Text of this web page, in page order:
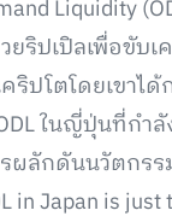
Liquidity
ริปเปิลเพื่อขับ
ริปโตโดยเขาไ
ในญี่ปุ่นที่กำ
ผลักดันนวัตกรร
in Japan is